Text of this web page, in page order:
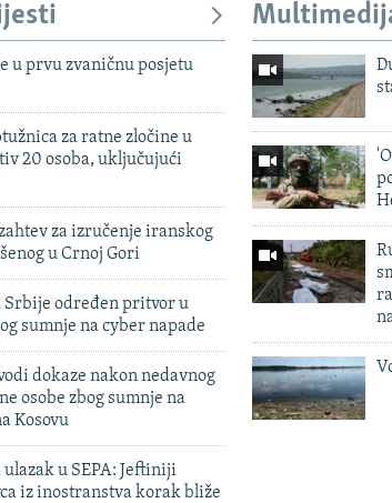
u prvu zvaničnu posjetu
za ratne zločine u
20 osoba, uključujući
za izručenje iranskog
u Crnoj Gori
Srbije određen pritvor u
sumnje na cyber napade
dokaze nakon nedavnog
osobe zbog sumnje na
Kosovu
u SEPA: Jeftiniji
iz inostranstva korak bliže